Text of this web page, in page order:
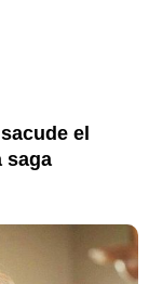
el
saga